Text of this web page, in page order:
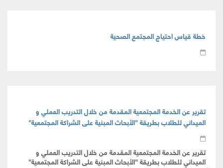
خطة قياس احتياج المجتمع الصحية
تقرير عن الخدمة المجتمعية المقدمة من خلال التدريب العملي و
الميداني للطلاب بطريقة "الأبحاث المبنية على الشراكة المجتمعية"
تقرير عن الخدمة المجتمعية المقدمة من خلال التدريب العملي و
الميداني للطلاب بطريقة "الأبحاث المبنية على الشراكة المجتمعية"